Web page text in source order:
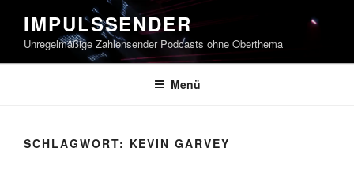
springen
IMPULSSENDER
Unregelmäßige Zahlensender Podcasts ohne Oberthema
Menü
SCHLAGWORT: KEVIN GARVEY